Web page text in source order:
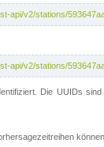
api/v2/stations/
api/v2/stations/
Die UUIDs sind